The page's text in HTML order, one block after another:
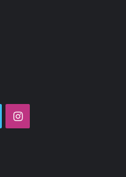
Instagram